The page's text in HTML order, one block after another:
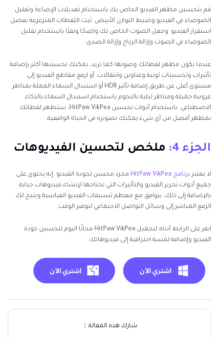
قم بتحسين مظهر الفيديو الخاص بك باستخدام تعديلات الإضاءة وتقليل
الضوضاء في الفيديو وضبط التوازن الأبيض. ثبت اللقطات المتزعزعة بفضل
استقرار الفيديو. وجعل الصوت الخاص بك واضحًا ونقيًا باستخدام تقليل
الضوضاء في الصوت وإزالة الرياح وإزالة الصدى.
عندما يكون مظهر لقطاتك وصوتها كما تريد، يمكنك تحسينها أكثر بإضافة
تأثيرات وتحسينات لونية وعناوين وانتقالات. أو ارفع مقاطع الفيديو إلى
مستوى أعلى عن طريق إضافة تأثير HDR أو استبدال السماء المملة بمناظر
غروبية جميلة ومناظر ليلية بالنجوم باستخدام استبدال السماء بالذكاء
الاصطناعي. باستخدام أدوات تحسين HitPaw VikPea، ستظهر لقطاتك
بمظهر أفضل من أي شيء يمكنك تصويره في الحياة الواقعية.
الجزء 4: ملخص لتحسين الفيديوهات
لا يعتبر برنامج HitPaw VikPea
مجرد محسن لجودة الفيديو. إنه يحتوي على
جميع أدوات تحرير الفيديو والتأثيرات التي تحتاجها لإنشاء فيديوهات جذابة.
بالإضافة إلى ذلك، يتوافق مع معظم تنسيقات الفيديو القياسية ويتيح لك
الرفع المباشر إلى وسائل التواصل الاجتماعي لتوفير الوقت.
انقر على الرابط أدناه لتحميل HitPaw VikPea مجانًا اليوم لتحسين جودة
الفيديو وإضافة لمسة احترافية إلى فيديوهاتك.
شارك هذه المقالة：